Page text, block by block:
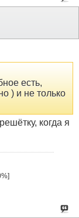
есть,
) и не только
когда я